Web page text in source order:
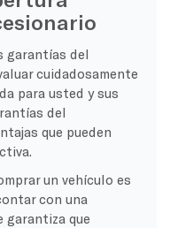
garantías del
cuidadosamente
para usted y sus
del
que pueden
un vehículo es
con una
garantiza que